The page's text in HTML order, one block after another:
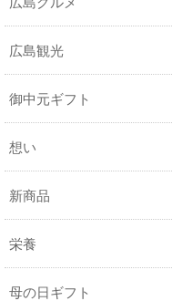
広島観光
御中元ギフト
想い
新商品
栄養
母の日ギフト